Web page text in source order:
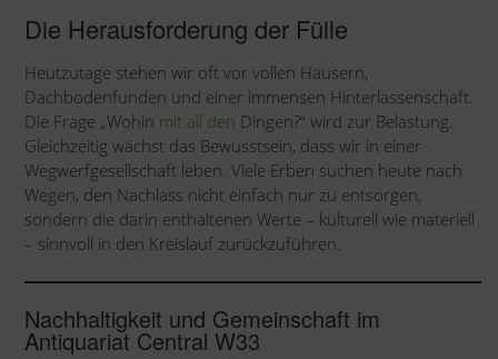
Die Herausforderung der Fülle
Heutzutage stehen wir oft vor vollen Häusern,
Dachbodenfunden und einer immensen Hinterlassenschaft.
Die Frage „Wohin mit all den Dingen?“ wird zur Belastung.
Gleichzeitig wächst das Bewusstsein, dass wir in einer
Wegwerfgesellschaft leben. Viele Erben suchen heute nach
Wegen, den Nachlass nicht einfach nur zu entsorgen,
sondern die darin enthaltenen Werte – kulturell wie materiell
– sinnvoll in den Kreislauf zurückzuführen.
Nachhaltigkeit und Gemeinschaft im
Antiquariat Central W33